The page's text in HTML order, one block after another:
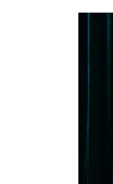
宝贵
的发
商联
家国
经济
做到
作为
廉民